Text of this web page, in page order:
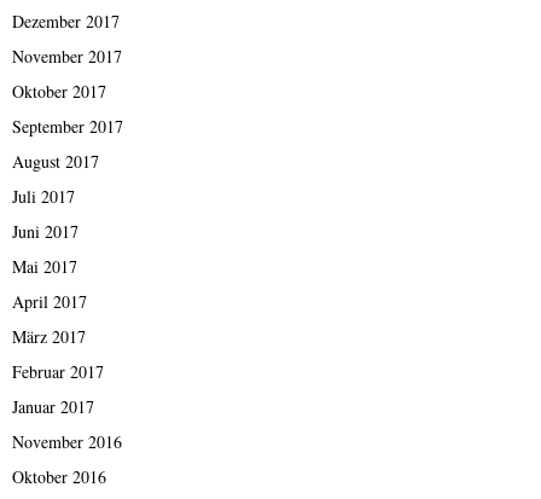
Dezember 2017
November 2017
Oktober 2017
September 2017
August 2017
Juli 2017
Juni 2017
Mai 2017
April 2017
März 2017
Februar 2017
Januar 2017
November 2016
Oktober 2016